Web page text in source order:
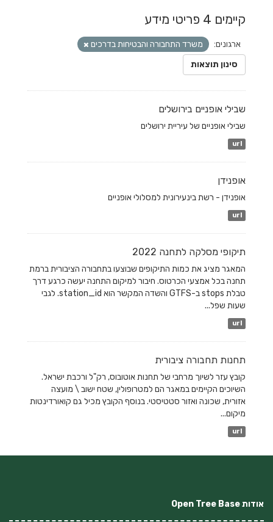
קיימים 4 פריטי מידע
ארגונים:
משרד התחבורה והבטיחות בדרכים
סינון תוצאות
שבילי אופניים בירושלים
שבילי אופניים של עיריית ירושלים
url
אופנידן
אופנידן - רשת בינעירונית למסלולי אופניים
url
תיקופי מסלקה לתחנה 2022
המאגר מציג את כמות התיקופים שבוצעו בתחבורה הציבורית ברמת
תחנה בכל אמצעי הכרטוס. חיבור למיקום התחנה יעשה כרגע דרך
טבלת stops ב-GTFS והשדה המקשר הוא station_id. לגבי
שעות שפל...
url
תחנות תחבורה ציבורית
קובץ עזר לשיוך מרחבי של תחנות אוטובוס, רק"ל ורכבת ישראל.
השיוכים הקיימים במאגר הם למטרופולין, שטח ישוב \ מועצה
אזורית, שכונה ואזור סטטיסטי. בנוסף הקובץ מכיל גם קואורדינטות
מיקום...
url
אודות Open Tree Base